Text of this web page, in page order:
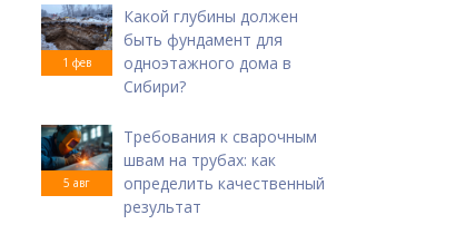
1 фев
Какой глубины должен
быть фундамент для
одноэтажного дома в
Сибири?
5 авг
Требования к сварочным
швам на трубах: как
определить качественный
результат